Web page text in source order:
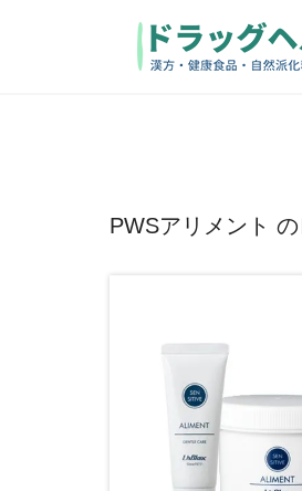
PWSアリメント